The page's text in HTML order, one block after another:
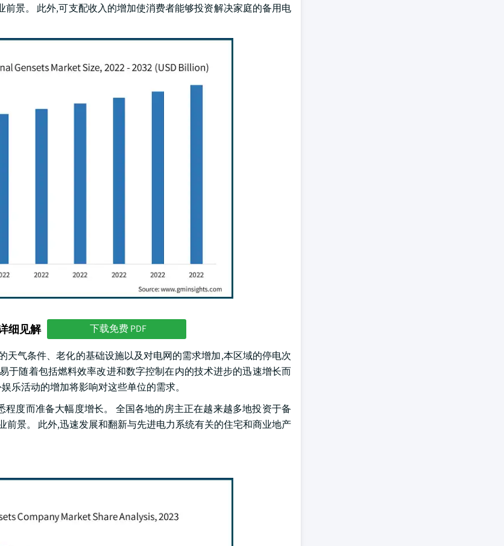
景。 此外,可支配收入的增加使消费者能够投资解决家庭的备用电
细见解 下载免费 PDF
天气条件、老化的基础设施以及对电网的需求增加,本区域的停电次
于随着包括燃料效率改进和数字控制在内的技术进步的迅速增长而
乐活动的增加将影响对这些单位的需求。
度而准备大幅度增长。 全国各地的房主正在越来越多地投资于备
景。 此外,迅速发展和翻新与先进电力系统有关的住宅和商业地产